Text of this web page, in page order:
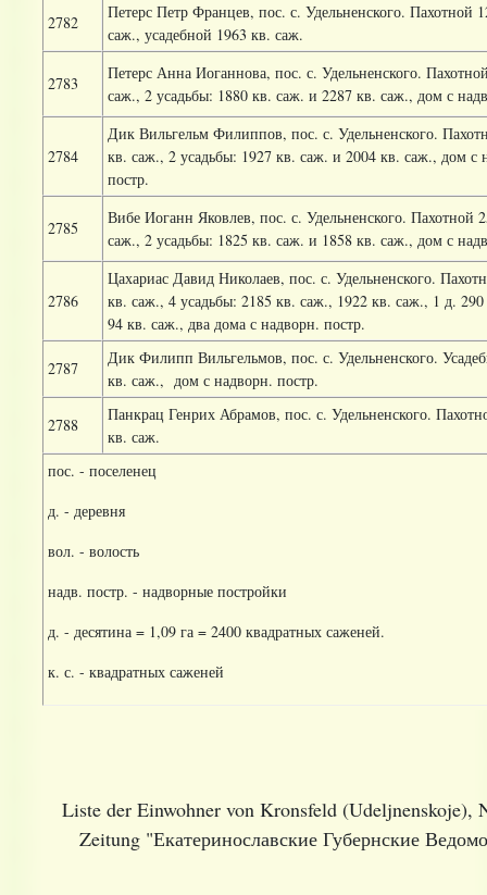
2782
Петерс Петр Францев, пос. с. Удельненского. Пахотной
саж., усадебной 1963 кв. саж.
2783
Петерс Анна Иоганнова, пос. с. Удельненского.
саж., 2 усадьбы: 1880 кв. саж. и 2287 кв. саж., дом с
2784
Дик Вильгельм Филиппов, пос. с. Удельненского.
кв. саж., 2 усадьбы: 1927 кв. саж. и 2004 кв. саж., дом с
постр.
2785
Вибе Иоганн Яковлев, пос. с. Удельненского. Пахотной
саж., 2 усадьбы: 1825 кв. саж. и 1858 кв. саж., дом с
2786
Цахариас Давид Николаев, пос. с. Удельненского.
кв. саж., 4 усадьбы: 2185 кв. саж., 1922 кв. саж., 1 д.
94 кв. саж., два дома с надворн. постр.
2787
Дик Филипп Вильгельмов, пос. с. Удельненского.
кв. саж., дом с надворн. постр.
2788
Панкрац Генрих Абрамов, пос. с. Удельненского.
кв. саж.
пос. - поселенец
д. - деревня
вол. - волость
надв. постр. - надворные постройки
д. - десятина = 1,09 га = 2400 квадратных саженей.
к. с. - квадратных саженей
Liste der Einwohner von Kronsfeld (Udeljnenskoje),
Zeitung "Екатеринославские Губернские